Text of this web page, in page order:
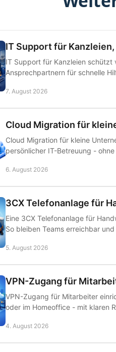
IT Support für
IT Support für Kanzleien
Ansprechpartnern für schnelle
7. August 2026
Cloud Migration für
Cloud Migration für kleine
persönlicher IT-Betreuung -
6. August 2026
3CX Telefonanlage für
Eine 3CX Telefonanlage für
So bleiben Teams erreichbar
5. August 2026
VPN-Zugang für
VPN-Zugang für Mitarbeiter
oder im Homeoffice - mit klaren
4. August 2026